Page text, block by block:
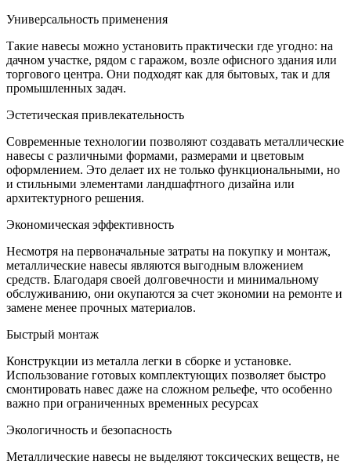
Универсальность применения
Такие навесы можно установить практически где угодно: на
дачном участке, рядом с гаражом, возле офисного здания или
торгового центра. Они подходят как для бытовых, так и для
промышленных задач.
Эстетическая привлекательность
Современные технологии позволяют создавать металлические
навесы с различными формами, размерами и цветовым
оформлением. Это делает их не только функциональными, но
и стильными элементами ландшафтного дизайна или
архитектурного решения.
Экономическая эффективность
Несмотря на первоначальные затраты на покупку и монтаж,
металлические навесы являются выгодным вложением
средств. Благодаря своей долговечности и минимальному
обслуживанию, они окупаются за счет экономии на ремонте и
замене менее прочных материалов.
Быстрый монтаж
Конструкции из металла легки в сборке и установке.
Использование готовых комплектующих позволяет быстро
смонтировать навес даже на сложном рельефе, что особенно
важно при ограниченных временных ресурсах
Экологичность и безопасность
Металлические навесы не выделяют токсических веществ, не